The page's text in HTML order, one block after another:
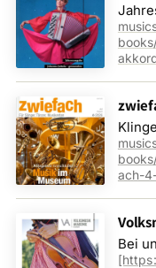
ach-
Bei